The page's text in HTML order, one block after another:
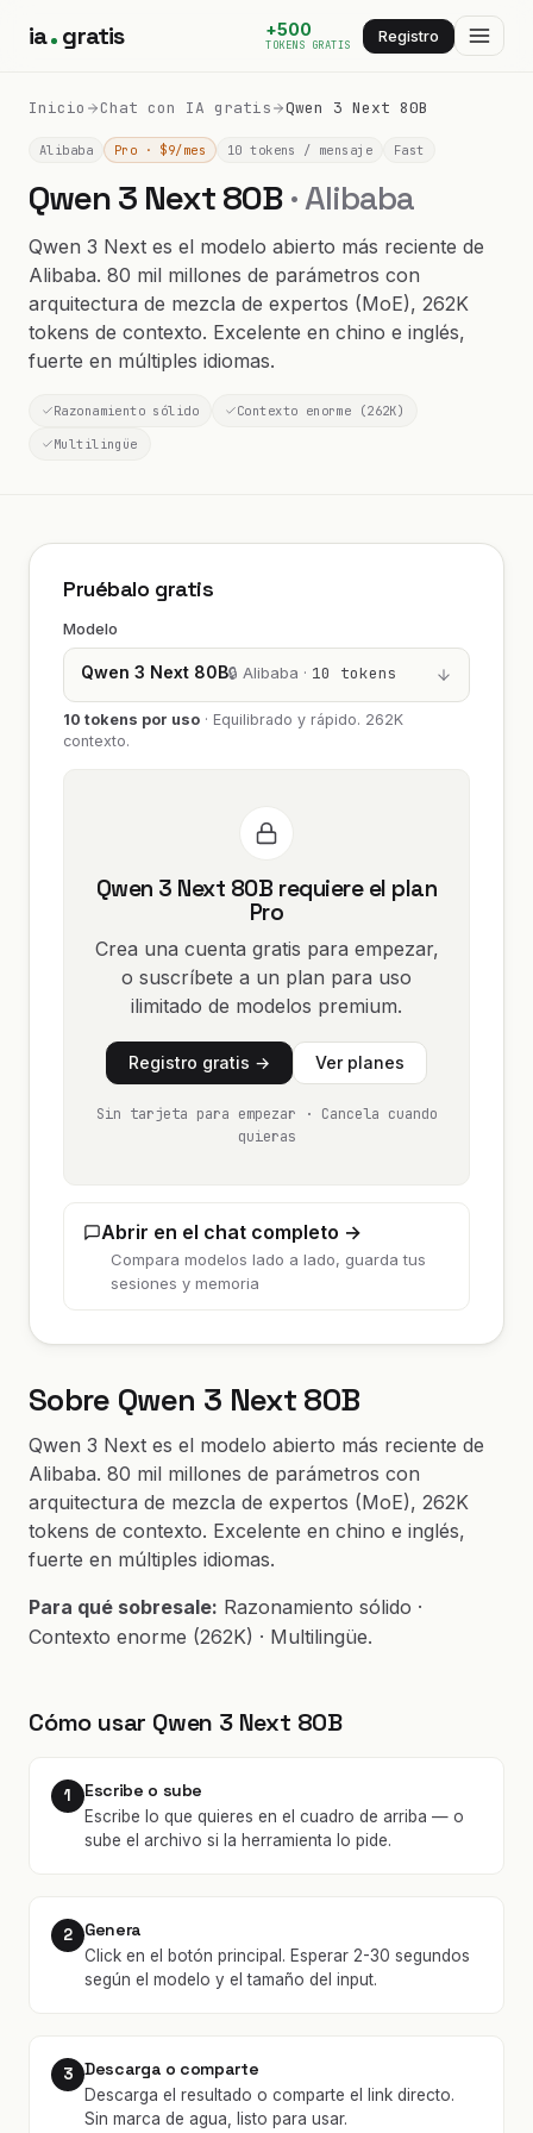
ia gratis +500
TOKENS GRATIS Registro
Inicio Chat con IA gratis Qwen 3 Next 80B
Alibaba Pro · $9/mes 10 tokens / mensaje Fast
Qwen 3 Next 80B· Alibaba
Qwen 3 Next es el modelo abierto más reciente de
Alibaba. 80 mil millones de parámetros con
arquitectura de mezcla de expertos (MoE), 262K
tokens de contexto. Excelente en chino e inglés,
fuerte en múltiples idiomas.
Razonamiento sólido
Contexto enorme (262K)
Multilingüe
Pruébalo gratis
Modelo
Qwen 3 Next 80B🔒 Alibaba · 10 tokens
10 tokens por uso · Equilibrado y rápido. 262K
contexto.
Qwen 3 Next 80B requiere el plan
Pro
Crea una cuenta gratis para empezar,
o suscríbete a un plan para uso
ilimitado de modelos premium.
Registro gratis → Ver planes
Sin tarjeta para empezar · Cancela cuando
quieras
Abrir en el chat completo →
Compara modelos lado a lado, guarda tus
sesiones y memoria
Sobre Qwen 3 Next 80B
Qwen 3 Next es el modelo abierto más reciente de
Alibaba. 80 mil millones de parámetros con
arquitectura de mezcla de expertos (MoE), 262K
tokens de contexto. Excelente en chino e inglés,
fuerte en múltiples idiomas.
Para qué sobresale: Razonamiento sólido ·
Contexto enorme (262K) · Multilingüe.
Cómo usar Qwen 3 Next 80B
1 Escribe o sube
Escribe lo que quieres en el cuadro de arriba — o
sube el archivo si la herramienta lo pide.
2 Genera
Click en el botón principal. Esperar 2-30 segundos
según el modelo y el tamaño del input.
3 Descarga o comparte
Descarga el resultado o comparte el link directo.
Sin marca de agua, listo para usar.